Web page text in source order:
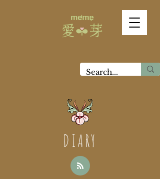
DIARY